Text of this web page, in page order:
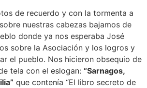
de recuerdo y con la tormenta a
nuestras cabezas bajamos de
donde ya nos esperaba José
sobre la Asociación y los logros y
el pueblo. Nos hicieron obsequio de
tela con el eslogan: “Sarnagos,
que contenía “El libro secreto de